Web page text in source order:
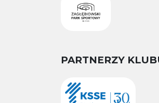
PARTNERZY